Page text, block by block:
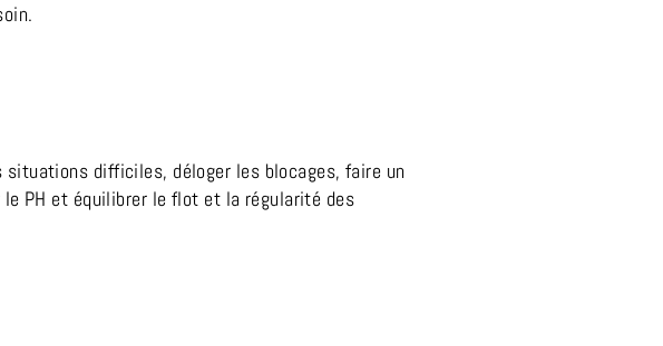
situations difficiles, déloger les blocages, faire un
PH et équilibrer le flot et la régularité des